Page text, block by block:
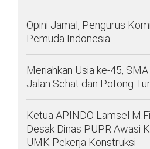
Opini Jamal, Pengurus
Pemuda Indonesia
Meriahkan Usia ke-45,
Jalan Sehat dan Potong
Ketua APINDO Lamsel
Desak Dinas PUPR Awasi
UMK Pekerja Konstruksi